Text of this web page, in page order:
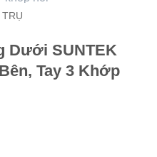
Dưới SUNTEK
Tay 3 Khớp